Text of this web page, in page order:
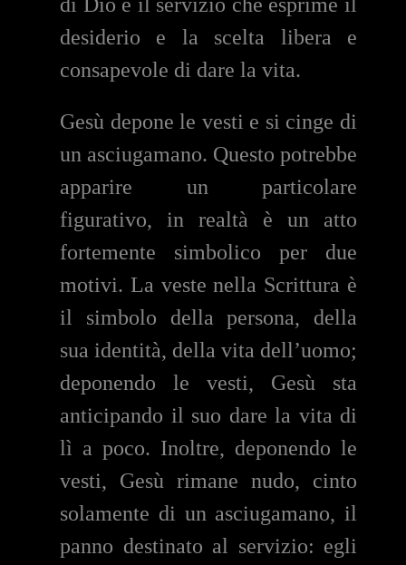
desiderio e la scelta libera e
consapevole di dare la vita.
Gesù depone le vesti e si cinge di
un asciugamano. Questo potrebbe
apparire un particolare
figurativo, in realtà è un atto
fortemente simbolico per due
motivi. La veste nella Scrittura è
il simbolo della persona, della
sua identità, della vita dell’uomo;
deponendo le vesti, Gesù sta
anticipando il suo dare la vita di
lì a poco. Inoltre, deponendo le
vesti, Gesù rimane nudo, cinto
solamente di un asciugamano, il
panno destinato al servizio: egli